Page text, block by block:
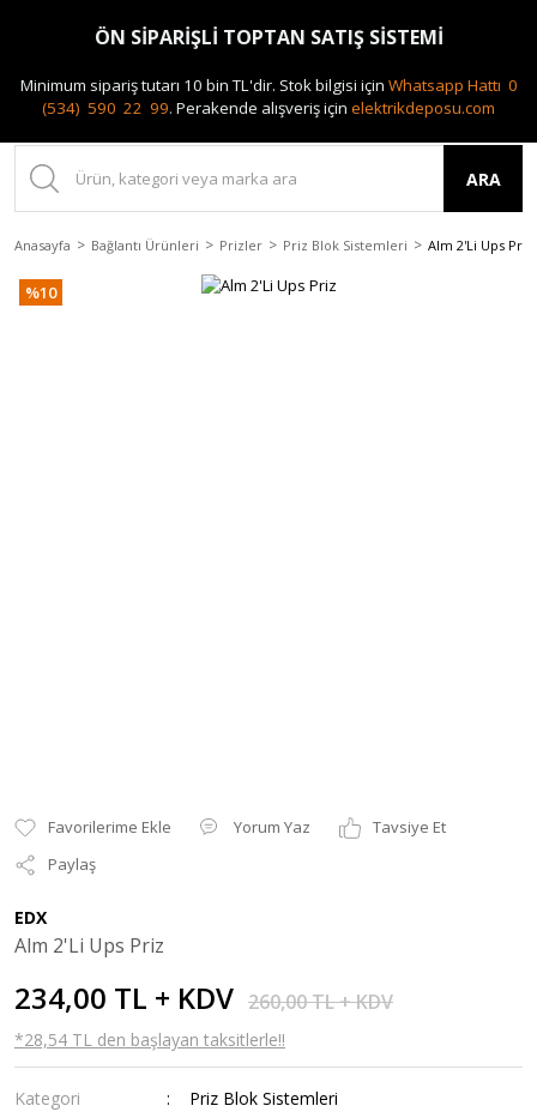
0(212) 240 87 88
ARA
Anasayfa Bağlantı Ürünleri Prizler Priz Blok Sistemleri Alm 2'Li Ups Priz
%10
Yorum Yaz
Tavsiye Et
Paylaş
EDX
Alm 2'Li Ups Priz
234,00 TL + KDV 260,00 TL + KDV
*28,54 TL den başlayan taksitlerle!!
Kategori
Priz Blok Sistemleri
ÖN SİPARİŞLİ TOPTAN SATIŞ SİSTEMİ
Minimum sipariş tutarı 10 bin TL'dir. Stok bilgisi için Whatsapp Hattı 0
(534) 590 22 99. Perakende alışveriş için elektrikdeposu.com